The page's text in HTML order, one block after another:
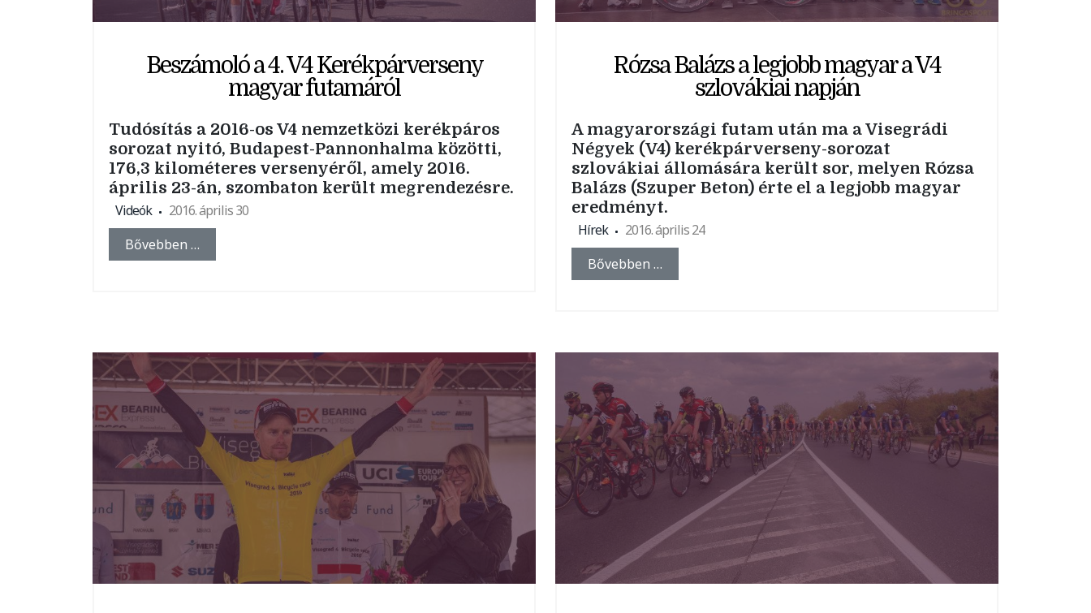
Beszámoló a 4. V4 Kerékpárverseny
magyar futamáról
Tudósítás a 2016-os V4 nemzetközi kerékpáros
sorozat nyitó, Budapest-Pannonhalma közötti,
176,3 kilométeres versenyéről, amely 2016.
április 23-án, szombaton került megrendezésre.
Videók
2016. április 30
Bővebben …
Rózsa Balázs a legjobb magyar a V4
szlovákiai napján
A magyarországi futam után ma a Visegrádi
Négyek (V4) kerékpárverseny-sorozat
szlovákiai állomására került sor, melyen Rózsa
Balázs (Szuper Beton) érte el a legjobb magyar
eredményt.
Hírek
2016. április 24
Bővebben …